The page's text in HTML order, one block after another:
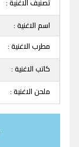
اسم الاغنية :
مطرب الاغنية :
كاتب الاغنية :
ملحن الاغنية :